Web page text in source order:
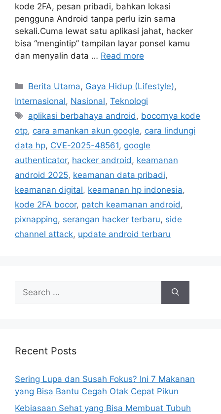
kode 2FA, pesan pribadi, bahkan lokasi
pengguna Android tanpa perlu izin sama
sekali.Cuma lewat satu aplikasi jahat, hacker
bisa “mengintip” tampilan layar ponsel kamu
dan menyalin data … Read more
C
a
e
g
o
r
i
s
Berita Utama, Gaya Hidup (Lifestyle),
Internasional, Nasional, Teknologi
T
s
aplikasi berbahaya android, bocornya kode
otp, cara amankan akun google, cara lindungi
data hp, CVE-2025-48561, google
authenticator, hacker android, keamanan
android 2025, keamanan data pribadi,
keamanan digital, keamanan hp indonesia,
kode 2FA bocor, patch keamanan android,
pixnapping, serangan hacker terbaru, side
channel attack, update android terbaru
h
r
:
Recent Posts
Sering Lupa dan Susah Fokus? Ini 7 Makanan
yang Bisa Bantu Cegah Otak Cepat Pikun
Kebiasaan Sehat yang Bisa Membuat Tubuh